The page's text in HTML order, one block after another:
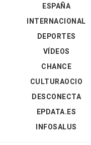
ESPAÑA
INTERNACIONAL
DEPORTES
VÍDEOS
CHANCE
CULTURAOCIO
DESCONECTA
EPDATA.ES
INFOSALUS